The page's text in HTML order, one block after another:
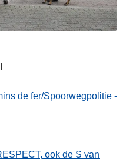
de fer/Spoorwegpolitie -
ook de S van